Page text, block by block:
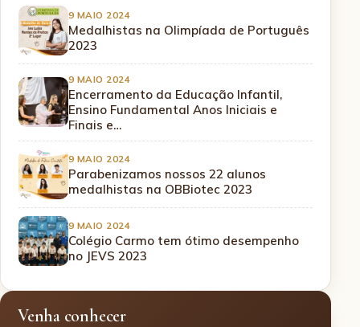
9 MAIO 2024
Medalhistas na Olimpíada de Português
2023
9 MAIO 2024
Encerramento da Educação Infantil,
Ensino Fundamental Anos Iniciais e
Finais e…
9 MAIO 2024
Parabenizamos nossos 22 alunos
medalhistas na OBBiotec 2023
9 MAIO 2024
Colégio Carmo tem ótimo desempenho
no JEVS 2023
Venha conhecer